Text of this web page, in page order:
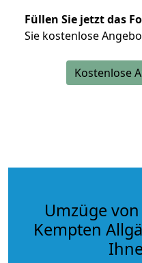
Füllen Sie jetzt das
Sie kostenlose
Kostenlose
Umzüge
Kempten